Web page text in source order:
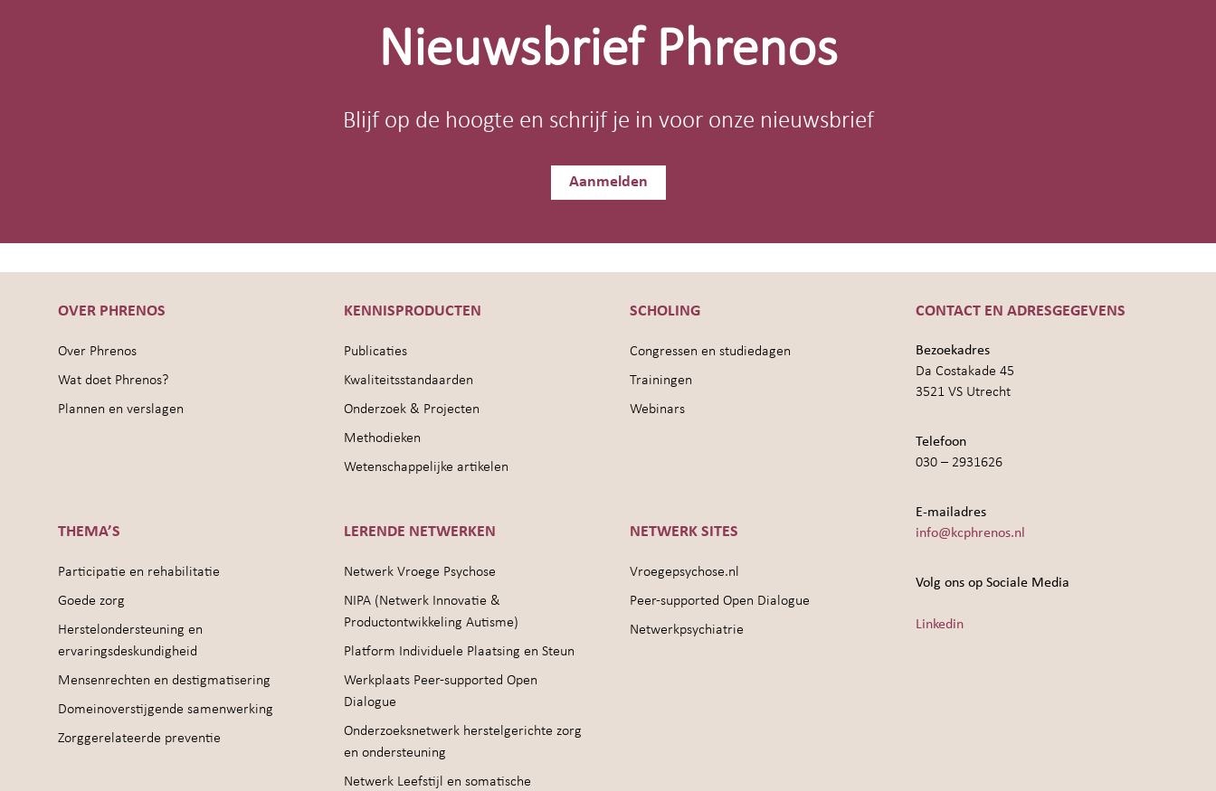
Nieuwsbrief Phrenos
Blijf op de hoogte en schrijf je in voor onze nieuwsbrief
Aanmelden
OVER PHRENOS
Over Phrenos
Wat doet Phrenos?
Plannen en verslagen
KENNISPRODUCTEN
Publicaties
Kwaliteitsstandaarden
Onderzoek & Projecten
Methodieken
Wetenschappelijke artikelen
SCHOLING
Congressen en studiedagen
Trainingen
Webinars
THEMA’S
Participatie en rehabilitatie
Goede zorg
Herstelondersteuning en
ervaringsdeskundigheid
Mensenrechten en destigmatisering
Domeinoverstijgende samenwerking
Zorggerelateerde preventie
LERENDE NETWERKEN
Netwerk Vroege Psychose
NIPA (Netwerk Innovatie &
Productontwikkeling Autisme)
Platform Individuele Plaatsing en Steun
Werkplaats Peer-supported Open
Dialogue
Onderzoeksnetwerk herstelgerichte zorg
en ondersteuning
Netwerk Leefstijl en somatische
NETWERK SITES
Vroegepsychose.nl
Peer-supported Open Dialogue
Netwerkpsychiatrie
CONTACT EN ADRESGEGEVENS
Bezoekadres
Da Costakade 45
3521 VS Utrecht
Telefoon
030 – 2931626
E-mailadres
info@kcphrenos.nl
Volg ons op Sociale Media
Linkedin